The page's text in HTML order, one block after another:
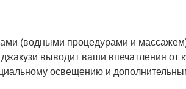
(водными процедурами и
выводит ваши впечатления от
освещению и